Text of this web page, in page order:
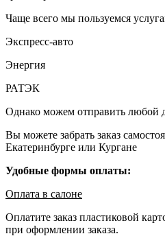
Чаще всего мы пользуемся
Экспресс-авто
Энергия
РАТЭК
Однако можем отправить любой
Вы можете забрать заказ
Екатеринбурге или Кургане
Удобные формы оплаты:
Оплата в салоне
Оплатите заказ пластиковой
при оформлении заказа.